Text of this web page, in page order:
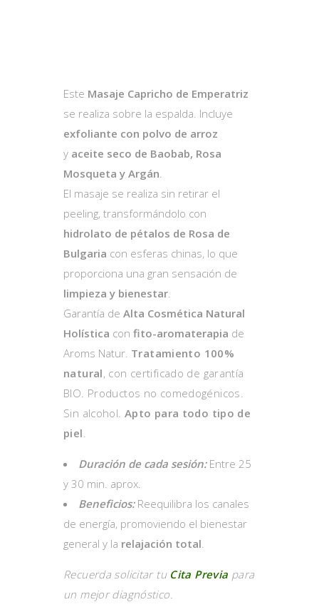
Este Masaje Capricho de Emperatriz
se realiza sobre la espalda. Incluye
exfoliante con polvo de arroz
y aceite seco de Baobab, Rosa
Mosqueta y Argán.
El masaje se realiza sin retirar el
peeling, transformándolo con
hidrolato de pétalos de Rosa de
Bulgaria con esferas chinas, lo que
proporciona una gran sensación de
limpieza y bienestar.
Garantía de Alta Cosmética Natural
Holística con fito-aromaterapia de
Aroms Natur. Tratamiento 100%
natural, con certificado de garantía
BIO. Productos no comedogénicos.
Sin alcohol. Apto para todo tipo de
piel.
Duración de cada sesión: Entre 25
y 30 min. aprox.
Beneficios: Reequilibra los canales
de energía, promoviendo el bienestar
general y la relajación total.
Recuerda solicitar tu Cita Previa para
un mejor diagnóstico.